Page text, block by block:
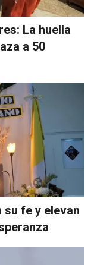
La huella
a 50
su fe y elevan